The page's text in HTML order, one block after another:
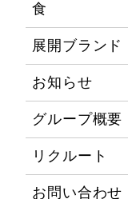
食
展開ブランド
お知らせ
グループ概要
リクルート
お問い合わせ